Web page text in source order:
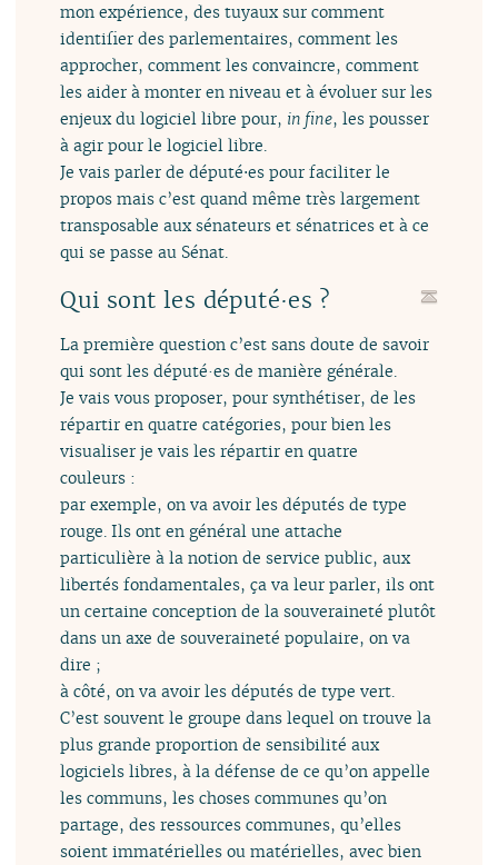
mon expérience, des tuyaux sur comment
identifier des parlementaires, comment les
approcher, comment les convaincre, comment
les aider à monter en niveau et à évoluer sur les
enjeux du logiciel libre pour, in fine, les pousser
à agir pour le logiciel libre.
Je vais parler de député⋅es pour faciliter le
propos mais c’est quand même très largement
transposable aux sénateurs et sénatrices et à ce
qui se passe au Sénat.
Qui sont les député·es ?
La première question c’est sans doute de savoir
qui sont les député·es de manière générale.
Je vais vous proposer, pour synthétiser, de les
répartir en quatre catégories, pour bien les
visualiser je vais les répartir en quatre
couleurs :
par exemple, on va avoir les députés de type
rouge. Ils ont en général une attache
particulière à la notion de service public, aux
libertés fondamentales, ça va leur parler, ils ont
un certaine conception de la souveraineté plutôt
dans un axe de souveraineté populaire, on va
dire ;
à côté, on va avoir les députés de type vert.
C’est souvent le groupe dans lequel on trouve la
plus grande proportion de sensibilité aux
logiciels libres, à la défense de ce qu’on appelle
les communs, les choses communes qu’on
partage, des ressources communes, qu’elles
soient immatérielles ou matérielles, avec bien